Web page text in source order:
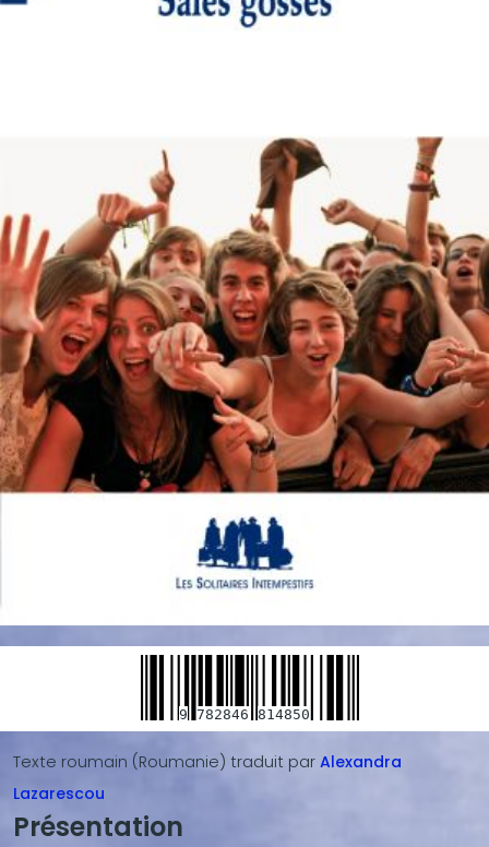
9 782846 814850
Texte roumain (Roumanie) traduit par Alexandra
Lazarescou
Blocs
Présentation